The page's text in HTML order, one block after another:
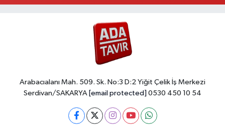
Arabacıalanı Mah. 509. Sk. No:3 D:2 Yiğit Çelik İş Merkezi
Serdivan/SAKARYA [email protected] 0530 450 10 54